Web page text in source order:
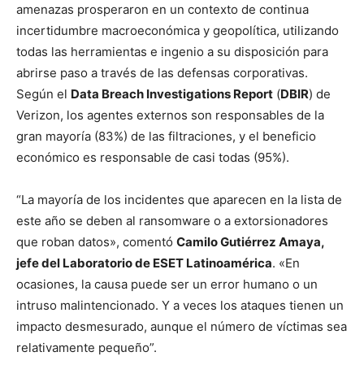
amenazas prosperaron en un contexto de continua
incertidumbre macroeconómica y geopolítica, utilizando
todas las herramientas e ingenio a su disposición para
abrirse paso a través de las defensas corporativas.
Según el Data Breach Investigations Report (DBIR) de
Verizon, los agentes externos son responsables de la
gran mayoría (83%) de las filtraciones, y el beneficio
económico es responsable de casi todas (95%).
“La mayoría de los incidentes que aparecen en la lista de
este año se deben al ransomware o a extorsionadores
que roban datos», comentó Camilo Gutiérrez Amaya,
jefe del Laboratorio de ESET Latinoamérica. «En
ocasiones, la causa puede ser un error humano o un
intruso malintencionado. Y a veces los ataques tienen un
impacto desmesurado, aunque el número de víctimas sea
relativamente pequeño”.